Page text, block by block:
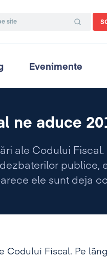
Evenimente
ne aduce
ale Codului
publice,
ele sunt deja
Codului Fiscal. Pe